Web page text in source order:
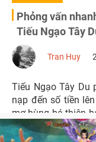
Phỏng vấn
Tiếu Ngạo Tây
Tran Huy
Tiếu Ngạo Tây Du
nạp đến số tiền
mơ hùng bá thiên
vẫn không cảm